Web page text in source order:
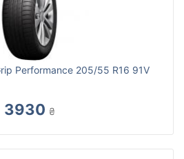
Performance 205/55 R16 91V
3930 ₴